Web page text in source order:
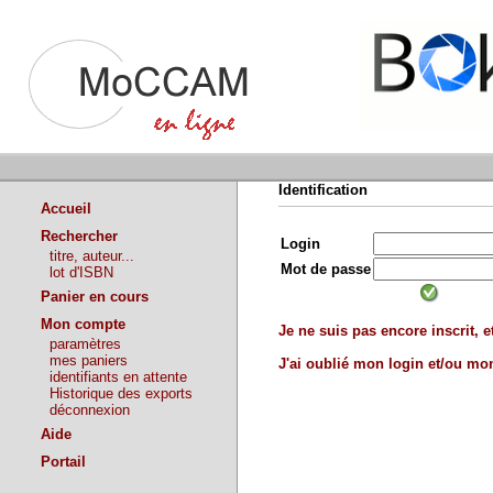
Accueil
Rechercher
titre, auteur...
lot d'ISBN
Panier en cours
Mon compte
paramètres
mes paniers
identifiants en attente
Historique des exports
déconnexion
Aide
Portail
Identification
Login
Mot de passe
Je ne suis pas encore inscrit,
J'ai oublié mon login et/ou